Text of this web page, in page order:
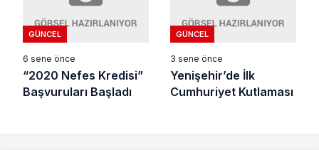
GÜNCEL
6 sene önce
“2020 Nefes Kredisi”
Başvuruları Başladı
GÜNCEL
3 sene önce
Yenişehir’de İlk
Cumhuriyet Kutlaması